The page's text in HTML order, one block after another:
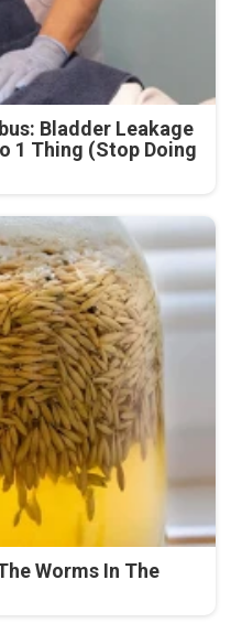
Bladder Leakage
1 Thing (Stop Doing
Worms In The